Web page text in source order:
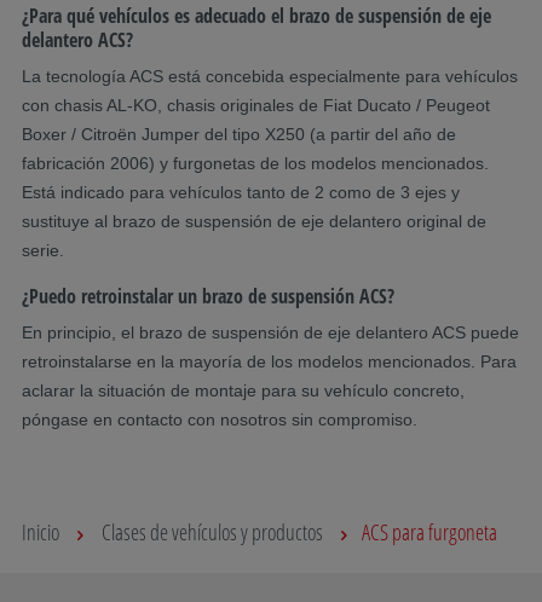
¿Para qué vehículos es adecuado el brazo de suspensión de eje
delantero ACS?
La tecnología ACS está concebida especialmente para vehículos
con chasis AL-KO, chasis originales de Fiat Ducato / Peugeot
Boxer / Citroën Jumper del tipo X250 (a partir del año de
fabricación 2006) y furgonetas de los modelos mencionados.
Está indicado para vehículos tanto de 2 como de 3 ejes y
sustituye al brazo de suspensión de eje delantero original de
serie.
¿Puedo retroinstalar un brazo de suspensión ACS?
En principio, el brazo de suspensión de eje delantero ACS puede
retroinstalarse en la mayoría de los modelos mencionados. Para
aclarar la situación de montaje para su vehículo concreto,
póngase en contacto con nosotros sin compromiso.
Inicio Clases de vehículos y productos ACS para furgoneta